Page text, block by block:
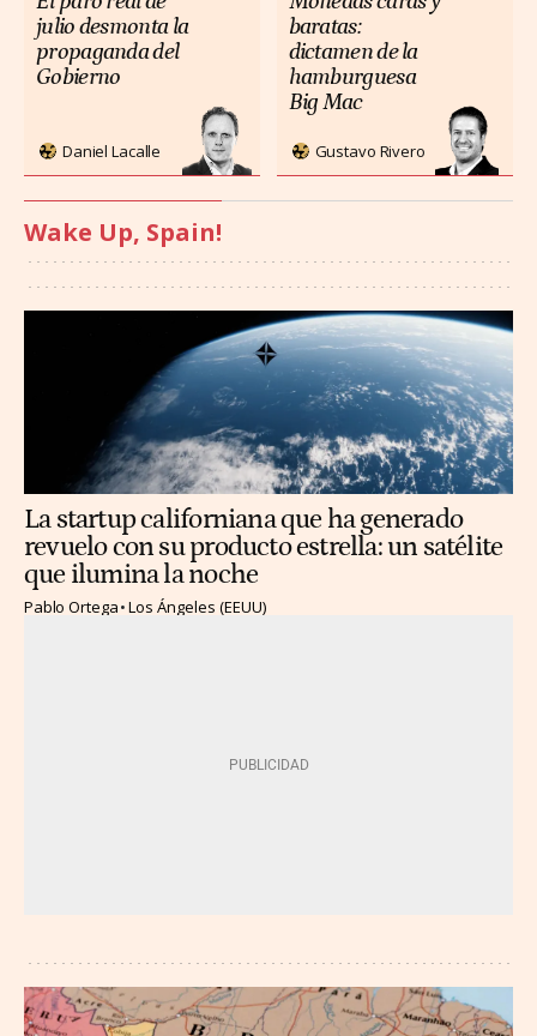
julio desmonta la
propaganda del
Gobierno
Daniel Lacalle
baratas:
dictamen de la
hamburguesa
Big Mac
Gustavo Rivero
Wake Up, Spain!
La startup californiana que ha generado
revuelo con su producto estrella: un satélite
que ilumina la noche
Pablo Ortega Los Ángeles (EEUU)